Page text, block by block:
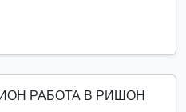
РАБОТА В РИШОН